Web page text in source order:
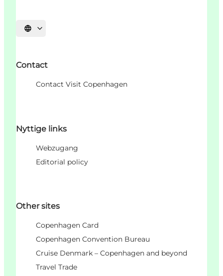
Sprache auswählen
Contact
Contact Visit Copenhagen
Nyttige links
Webzugang
Editorial policy
Other sites
Copenhagen Card
Copenhagen Convention Bureau
Cruise Denmark – Copenhagen and beyond
Travel Trade